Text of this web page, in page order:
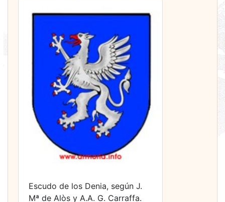
Escudo de los Denia, según J.
Mª de Alòs y A.A. G. Carraffa.